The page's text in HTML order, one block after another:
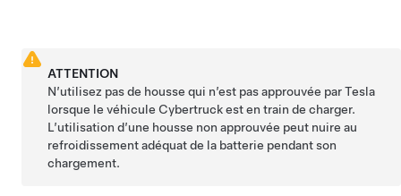
ATTENTION
N’utilisez pas de housse qui n’est pas approuvée par Tesla
lorsque le véhicule Cybertruckest en train de charger.
L’utilisation d’une housse non approuvée peut nuire au
refroidissement adéquat de la batterie pendant son
chargement.